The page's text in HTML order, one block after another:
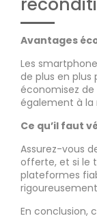
Avantages
Les
de plus en plus
économisez de
également à la
Ce qu’il faut
Assurez-vous
offerte, et si le
plateformes
En conclusion,